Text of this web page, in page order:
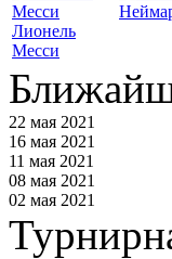
Лионель
Месси
22 мая 2021
16 мая 2021
11 мая 2021
08 мая 2021
02 мая 2021